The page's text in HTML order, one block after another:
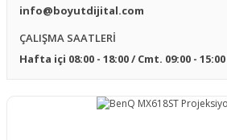
info@boyutdijital.com
ÇALIŞMA SAATLERİ
Hafta içi 08:00 - 18:00 / Cmt. 09:00 - 15:00
Projeksiyon Perdesi
Sunum Kumandası - Lazer Pointer